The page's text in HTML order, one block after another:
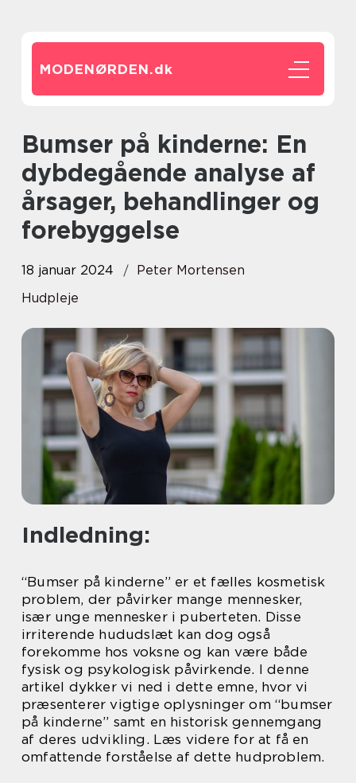
MODENØRDEN.dk
Bumser på kinderne: En
dybdegående analyse af
årsager, behandlinger og
forebyggelse
18 januar 2024
Peter Mortensen
Hudpleje
Indledning:
“Bumser på kinderne” er et fælles kosmetisk
problem, der påvirker mange mennesker,
især unge mennesker i puberteten. Disse
irriterende hududslæt kan dog også
forekomme hos voksne og kan være både
fysisk og psykologisk påvirkende. I denne
artikel dykker vi ned i dette emne, hvor vi
præsenterer vigtige oplysninger om “bumser
på kinderne” samt en historisk gennemgang
af deres udvikling. Læs videre for at få en
omfattende forståelse af dette hudproblem.